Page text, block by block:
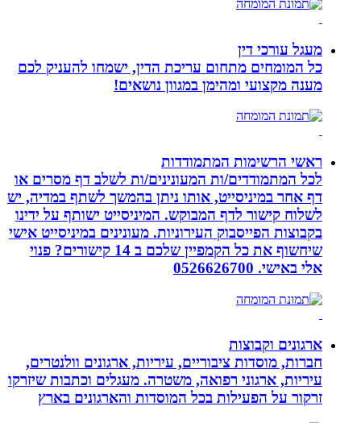
מעגל עורכי דין
כל המומחים מתחום עריכת הדין, ישמחו להעניק לכם
מענה מקצועי ומהימן במגוון נושאים!
ראשי הרשימות המתמודדות
לכל המתמודדים/ות המעונינים/ות לשלב דף מסרים או
דף אחר במיניסייט, אותו ניתן בהמשך לשתף במדיה, יש
לשלוח קישור לדף המבוקש. המיניסייט ישותף על ידינו
בקבוצות הפייסבוק העירוניות. מעונינים במיניסייט אישי
שיחשוף את כל הקמפיין שלכם ב 14 קישורים? פנוי
אלי באישי. 0526626700
ארגונים וקבוצות
חברות, מוסדות ציבוריים, עיריות, ארגונים וולנטרים,
עיריות, ארגוני רפואה, משטרה. מעגלים וכתבות שיזרקו
זרקור על הפעילות בכל המוסדות והארגונים בארץ